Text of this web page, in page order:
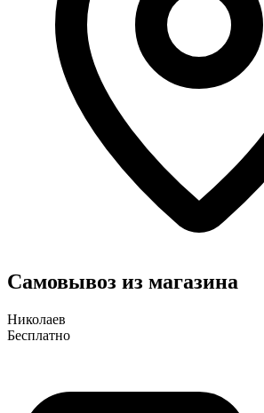
Самовывоз из магазина
Николаев
Бесплатно